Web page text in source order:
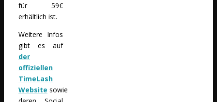
für 59€
erhältlich ist.
Weitere Infos
gibt es auf
der
offiziellen
TimeLash
Website sowie